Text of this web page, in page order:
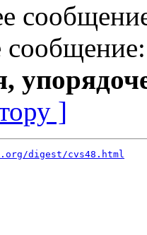
]
digest/cvs48.html